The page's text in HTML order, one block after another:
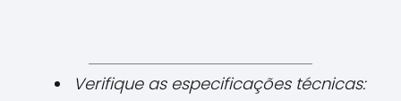
Verifique as especificações técnicas: